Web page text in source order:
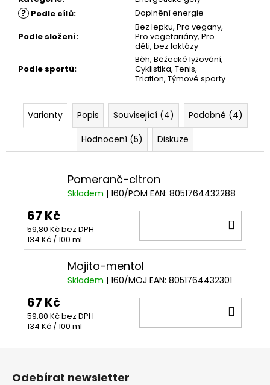
? Podle cílů: Doplnění energie
Podle složení:
Bez lepku, Pro vegany,
Pro vegetariány, Pro
děti, bez laktózy
Podle sportů:
Běh, Běžecké lyžování,
Cyklistika, Tenis,
Triatlon, Týmové sporty
Varianty Popis Související (4)
Podobné (4)
Hodnocení (5)
Diskuze
Pomeranč-citron
Skladem | 160/POM EAN: 8051764432288
67 Kč
59,80 Kč bez DPH
Měrná
cena:
134 Kč / 100 ml
Mojito-mentol
Skladem | 160/MOJ EAN: 8051764432301
67 Kč
59,80 Kč bez DPH
Měrná
134 Kč / 100 ml
Z
Odebírat newsletter